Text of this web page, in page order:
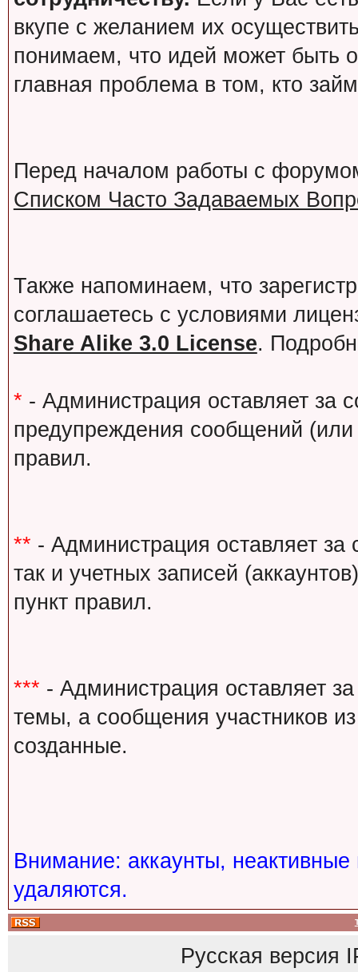
вкупе с желанием их
понимаем, что идей может быть
главная проблема в том, кто
Перед началом работы с
Списком Часто Задаваемых
Также напоминаем, что
соглашаетесь с условиями
Share Alike 3.0 License.
* - Администрация оставляет за
предупреждения сообщений
правил.
** - Администрация оставляет
так и учетных записей
пункт правил.
*** - Администрация оставляет
темы, а сообщения участников
созданные.
Внимание: аккаунты,
удаляются.
Русская версия